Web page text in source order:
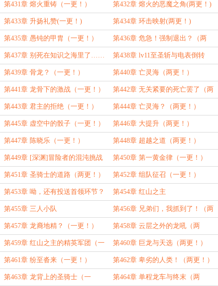
第431章 熔火重铸（一更！） 第432章 熔火的恶魔之角(两更！)
第433章 升扬礼赞(一更！) 第434章 环击映射(两更！)
第435章 愚钝的甲胄（一更！） 第436章 危急！强制退出？（两
更！）
第437章 别死在知识之海里了……
（一更！）
第438章 lv11至圣斩与电表倒转
（两更！）
第439章 骨龙？（一更！） 第440章 亡灵海（两更！）
第441章 龙骨下的激战（一更！） 第442章 无关紧要的死亡罢了（两
更！）
第443章 君主的拒绝（一更！） 第444章 亡灵海？（两更！）
第445章 虚空中的骰子（一更！） 第446章 大提升（两更！）
第447章 陈晓乐（一更！） 第448章 超越之道（两更！）
第449章 [深渊]冒险者的混沌挑战 第450章 第一黄金律（一更！）
第451章 圣骑士的道路（两更！） 第452章 组队征召（一更！）
第453章 呦，还有投送首领环节？
（两更！）
第454章 红山之主
第455章 三人小队 第456章 兄弟们，我抓到了！（两
更！）
第457章 龙裔地精？（一更！） 第458章 云层之外的龙吼（两
更！）
第459章 红山之主的精英军团（一
更！）
第460章 巨龙与天选（两更！）
第461章 纷至沓来（一更！） 第462章 卑劣的人类！（两更！）
第463章 龙背上的圣骑士（一 第464章 单程龙车与终末（两